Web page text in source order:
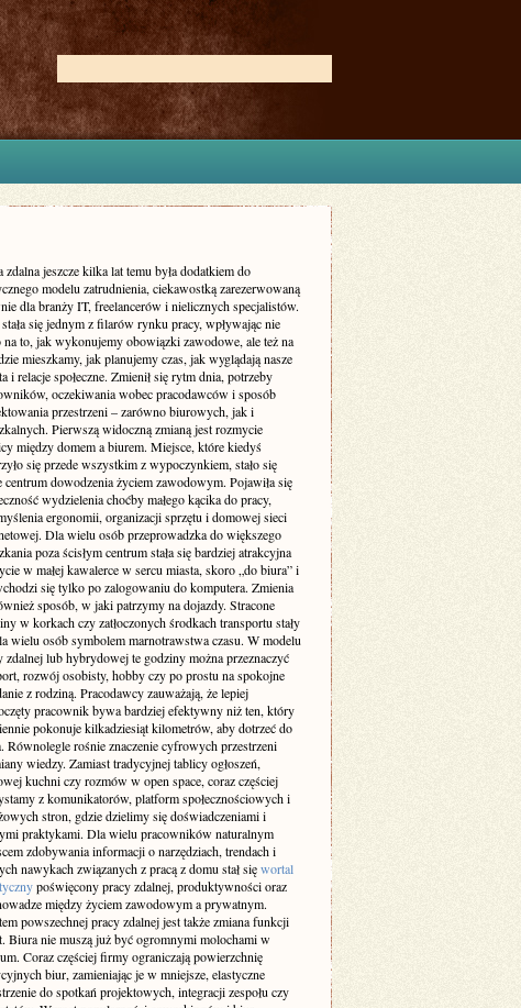
zdalna jeszcze kilka lat temu była dodatkiem do
modelu zatrudnienia, ciekawostką zarezerwowaną
dla branży IT, freelancerów i nielicznych specjalistów.
się jednym z filarów rynku pracy, wpływając nie
to, jak wykonujemy obowiązki zawodowe, ale też na
mieszkamy, jak planujemy czas, jak wyglądają nasze
i relacje społeczne. Zmienił się rytm dnia, potrzeby
oczekiwania wobec pracodawców i sposób
przestrzeni – zarówno biurowych, jak i
Pierwszą widoczną zmianą jest rozmycie
między domem a biurem. Miejsce, które kiedyś
się przede wszystkim z wypoczynkiem, stało się
centrum dowodzenia życiem zawodowym. Pojawiła się
wydzielenia choćby małego kącika do pracy,
ergonomii, organizacji sprzętu i domowej sieci
Dla wielu osób przeprowadzka do większego
poza ścisłym centrum stała się bardziej atrakcyjna
w małej kawalerce w sercu miasta, skoro „do biura” i
się tylko po zalogowaniu do komputera. Zmienia
sposób, w jaki patrzymy na dojazdy. Stracone
w korkach czy zatłoczonych środkach transportu stały
wielu osób symbolem marnotrawstwa czasu. W modelu
zdalnej lub hybrydowej te godziny można przeznaczyć
rozwój osobisty, hobby czy po prostu na spokojne
z rodziną. Pracodawcy zauważają, że lepiej
pracownik bywa bardziej efektywny niż ten, który
pokonuje kilkadziesiąt kilometrów, aby dotrzeć do
Równolegle rośnie znaczenie cyfrowych przestrzeni
wiedzy. Zamiast tradycyjnej tablicy ogłoszeń,
kuchni czy rozmów w open space, coraz częściej
z komunikatorów, platform społecznościowych i
stron, gdzie dzielimy się doświadczeniami i
praktykami. Dla wielu pracowników naturalnym
zdobywania informacji o narzędziach, trendach i
nawykach związanych z pracą z domu stał sięwortal
poświęcony pracy zdalnej, produktywności oraz
między życiem zawodowym a prywatnym.
powszechnej pracy zdalnej jest także zmiana funkcji
Biura nie muszą już być ogromnymi molochami w
Coraz częściej firmy ograniczają powierzchnię
biur, zamieniając je w mniejsze, elastyczne
do spotkań projektowych, integracji zespołu czy